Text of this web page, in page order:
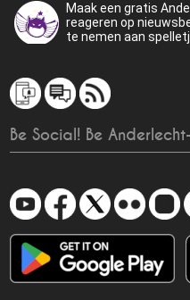
Maak een gratis
reageren op
te nemen aan
Be Social! Be